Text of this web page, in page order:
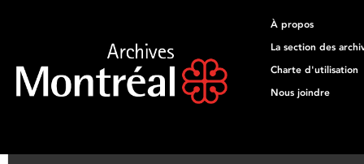
À propos
La section des
Charte d'utilisation
Nous joindre